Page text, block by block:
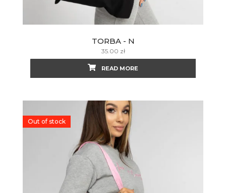
TORBA - N
35.00 zł
READ MORE
Out of stock